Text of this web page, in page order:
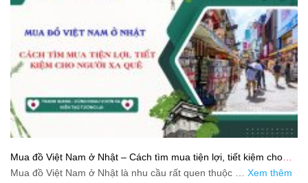
Mua đồ Việt Nam ở Nhật – Cách tìm mua tiện lợi, tiết kiệm cho
người xa quê
Mua đồ Việt Nam ở Nhật là nhu cầu rất quen thuộc … Xem thêm